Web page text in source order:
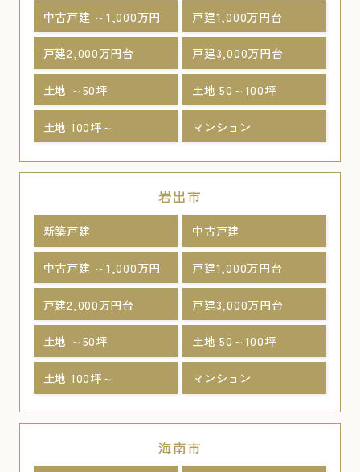
中古戸建 ～1,000万円 戸建1,000万円台
戸建2,000万円台 戸建3,000万円台
土地 ～50坪 土地 50～100坪
土地 100坪～ マンション
岩出市
新築戸建 中古戸建
中古戸建 ～1,000万円 戸建1,000万円台
戸建2,000万円台 戸建3,000万円台
土地 ～50坪 土地 50～100坪
土地 100坪～ マンション
海南市